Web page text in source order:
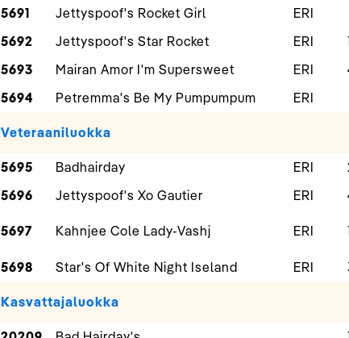
5691
Jettyspoof's Rocket Girl
ERI
5692
Jettyspoof's Star Rocket ERI
5693
Mairan Amor I'm Supersweet ERI
5694
Petremma's Be My Pumpumpum ERI
Veteraaniluokka
5695 Badhairday ERI
5696
Jettyspoof's Xo Gautier ERI
5697 Kahnjee Cole Lady-Vashj ERI
5698
Star's Of White Night Iseland ERI
Kasvattajaluokka